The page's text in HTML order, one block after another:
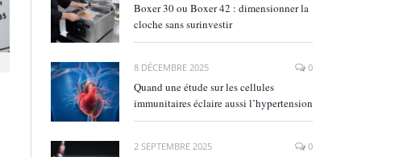
Boxer 30 ou Boxer 42 : dimensionner la
cloche sans surinvestir
8 DÉCEMBRE 2025 0
Quand une étude sur les cellules
immunitaires éclaire aussi l’hypertension
2 SEPTEMBRE 2025 0